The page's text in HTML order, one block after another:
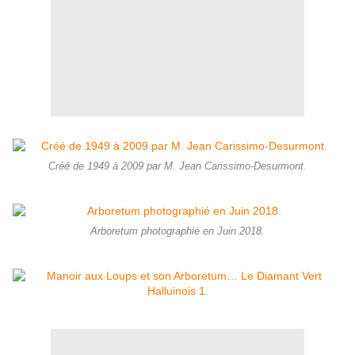
Créé de 1949 à 2009 par M. Jean Carissimo-Desurmont.
Arboretum photographié en Juin 2018.